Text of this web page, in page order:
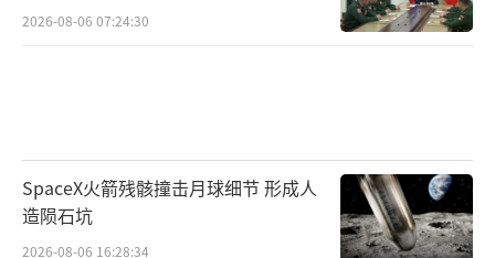
2026-08-06 07:24:30
SpaceX火箭残骸撞击月球细节 形成人
造陨石坑
2026-08-06 16:28:34